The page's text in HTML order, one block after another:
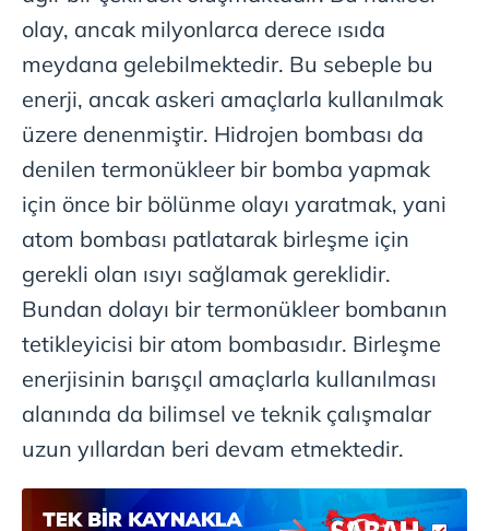
olay, ancak milyonlarca derece ısıda
meydana gelebilmektedir. Bu sebeple bu
enerji, ancak askeri amaçlarla kullanılmak
üzere denenmiştir. Hidrojen bombası da
denilen termonükleer bir bomba yapmak
için önce bir bölünme olayı yaratmak, yani
atom bombası patlatarak birleşme için
gerekli olan ısıyı sağlamak gereklidir.
Bundan dolayı bir termonükleer bombanın
tetikleyicisi bir atom bombasıdır. Birleşme
enerjisinin barışçıl amaçlarla kullanılması
alanında da bilimsel ve teknik çalışmalar
uzun yıllardan beri devam etmektedir.